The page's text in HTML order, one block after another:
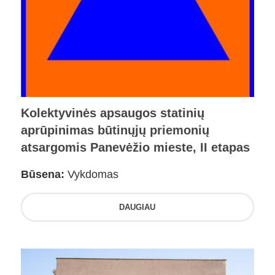
Kolektyvinės apsaugos statinių
aprūpinimas būtinųjų priemonių
atsargomis Panevėžio mieste, II etapas
Būsena: Vykdomas
DAUGIAU